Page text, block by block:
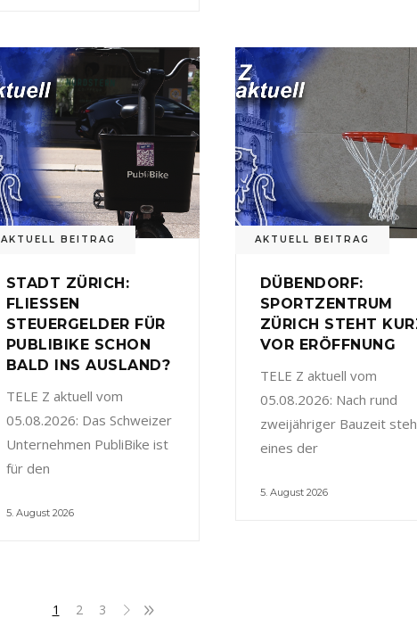
AKTUELL BEITRAG
STADT ZÜRICH:
FLIESSEN
STEUERGELDER FÜR
PUBLIBIKE SCHON
BALD INS AUSLAND?
TELE Z aktuell vom
05.08.2026: Das Schweizer
Unternehmen PubliBike ist
für den
5. August 2026
AKTUELL BEITRAG
DÜBENDORF:
SPORTZENTRUM
ZÜRICH STEHT
VOR ERÖFFNUNG
TELE Z aktuell vom
05.08.2026: Nach rund
zweijähriger Bauzeit
eines der
5. August 2026
1 2 3